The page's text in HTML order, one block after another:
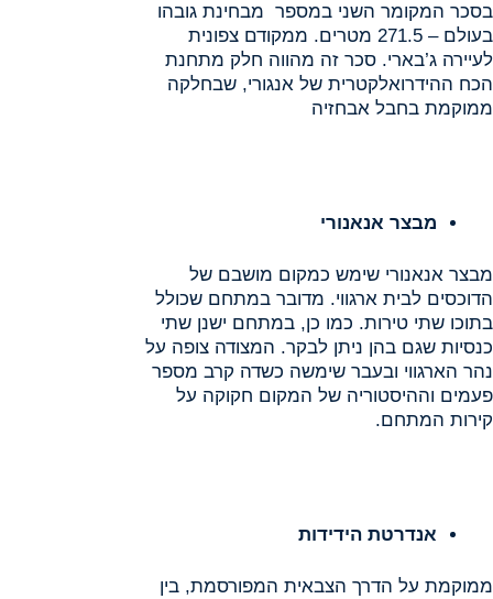
בסכר המקומר השני במספר מבחינת גובהו
בעולם – 271.5 מטרים. ממקודם צפונית
לעיירה ג’בארי. סכר זה מהווה חלק מתחנת
הכח ההידרואלקטרית של אנגורי, שבחלקה
ממוקמת בחבל אבחזיה
מבצר אנאנורי
מבצר אנאנורי שימש כמקום מושבם של
הדוכסים לבית ארגווי. מדובר במתחם שכולל
בתוכו שתי טירות. כמו כן, במתחם ישנן שתי
כנסיות שגם בהן ניתן לבקר. המצודה צופה על
נהר הארגווי ובעבר שימשה כשדה קרב מספר
פעמים וההיסטוריה של המקום חקוקה על
קירות המתחם.
אנדרטת הידידות
ממוקמת על הדרך הצבאית המפורסמת, בין